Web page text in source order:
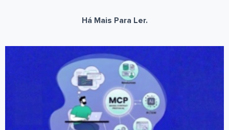
Há Mais Para Ler.